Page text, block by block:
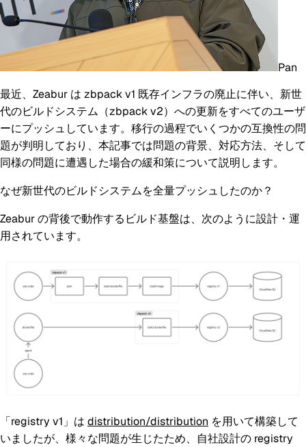
Pan
最近、Zeabur は zbpack v1 既存インフラの廃止に伴い、新世
代のビルドシステム（zbpack v2）への更新をすべてのユーザ
ーにプッシュしています。移行の過程でいくつかの互換性の問
題が判明しており、本記事では問題の背景、対応方法、そして
同様の問題に遭遇した場合の緩和策について説明します。
なぜ新世代のビルドシステムを全量プッシュしたのか？
Zeabur の背後で動作するビルド基盤は、次のように設計・運
用されています。
「registry v1」は distribution/distribution を用いて構築して
いましたが、様々な問題が生じたため、自社設計の registry